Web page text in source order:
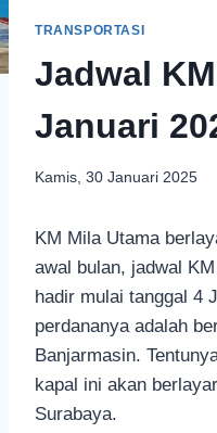
TRANSPORTASI
Jadwal
Januari
Kamis, 30 Januari 2025
KM Mila Utama
awal bulan, jadwal
hadir mulai tanggal 4
perdananya adalah
Banjarmasin.
kapal ini akan
Surabaya.